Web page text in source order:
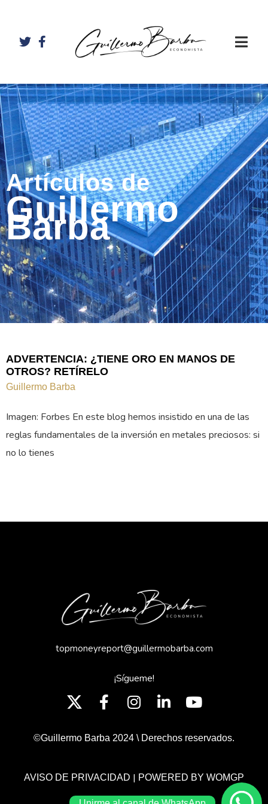
Artículos de
Guillermo
Barba
ADVERTENCIA: ¿TIENE ORO EN MANOS DE
OTROS? RETÍRELO
Guillermo Barba
Imagen: Forbes En este blog hemos insistido en una de las
reglas fundamentales de la inversión en metales preciosos: si
no lo tienes
topmoneyreport@guillermobarba.com
¡Sígueme!
©Guillermo Barba 2024 \ Derechos reservados.
AVISO DE PRIVACIDAD | POWERED BY WOMGP